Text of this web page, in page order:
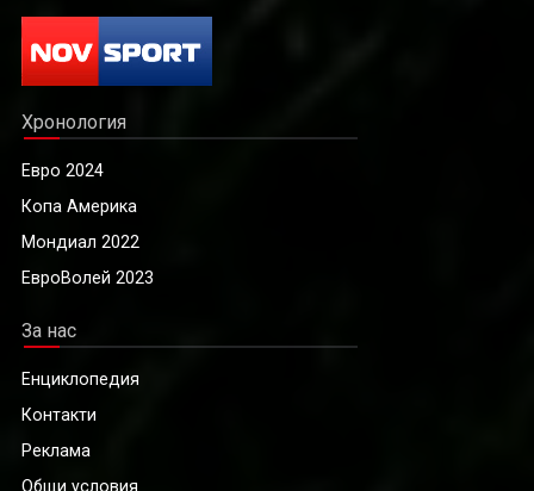
Хронология
Евро 2024
Копа Америка
Мондиал 2022
ЕвроВолей 2023
За нас
Енциклопедия
Контакти
Реклама
Общи условия